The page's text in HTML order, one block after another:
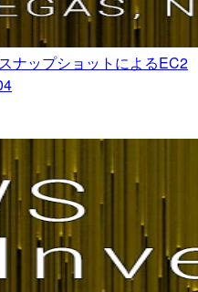
ナップショットによるEC2